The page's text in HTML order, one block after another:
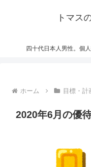
トマス
四十代日本人男性。個
ホーム 目標・計
2020年6月の優